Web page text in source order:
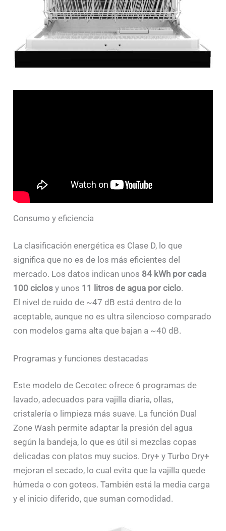
Consumo y eficiencia
La clasificación energética es Clase D, lo que
significa que no es de los más eficientes del
mercado. Los datos indican unos 84 kWh por cada
100 ciclos y unos 11 litros de agua por ciclo.
El nivel de ruido de ~47 dB está dentro de lo
aceptable, aunque no es ultra silencioso comparado
con modelos gama alta que bajan a ~40 dB.
Programas y funciones destacadas
Este modelo de Cecotec ofrece 6 programas de
lavado, adecuados para vajilla diaria, ollas,
cristalería o limpieza más suave. La función Dual
Zone Wash permite adaptar la presión del agua
según la bandeja, lo que es útil si mezclas copas
delicadas con platos muy sucios. Dry+ y Turbo Dry+
mejoran el secado, lo cual evita que la vajilla quede
húmeda o con goteos. También está la media carga
y el inicio diferido, que suman comodidad.